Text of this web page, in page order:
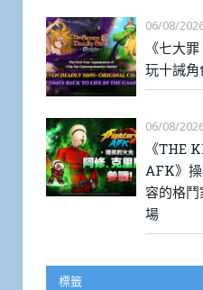
06/08/
《七大
玩十誡角
06/08/
《THE
AFK》
容的格
場
標籤